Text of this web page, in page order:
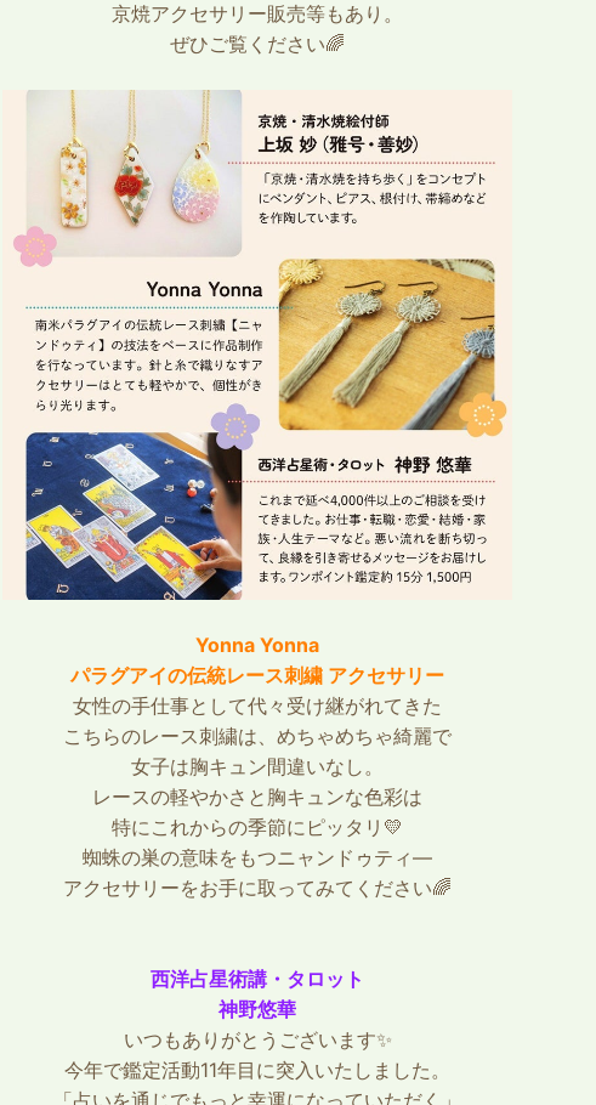
京焼アクセサリー販売等もあり。
ぜひご覧ください🌈
Yonna Yonna
パラグアイの伝統レース刺繍 アクセサリー
女性の手仕事として代々受け継がれてきた
こちらのレース刺繍は、めちゃめちゃ綺麗で
女子は胸キュン間違いなし。
レースの軽やかさと胸キュンな色彩は
特にこれからの季節にピッタリ💛
蜘蛛の巣の意味をもつニャンドゥティ―
アクセサリーをお手に取ってみてください🌈
西洋占星術講・タロット
神野悠華
いつもありがとうございます✨
今年で鑑定活動11年目に突入いたしました。
「占いを通じでもっと幸運になっていただく」